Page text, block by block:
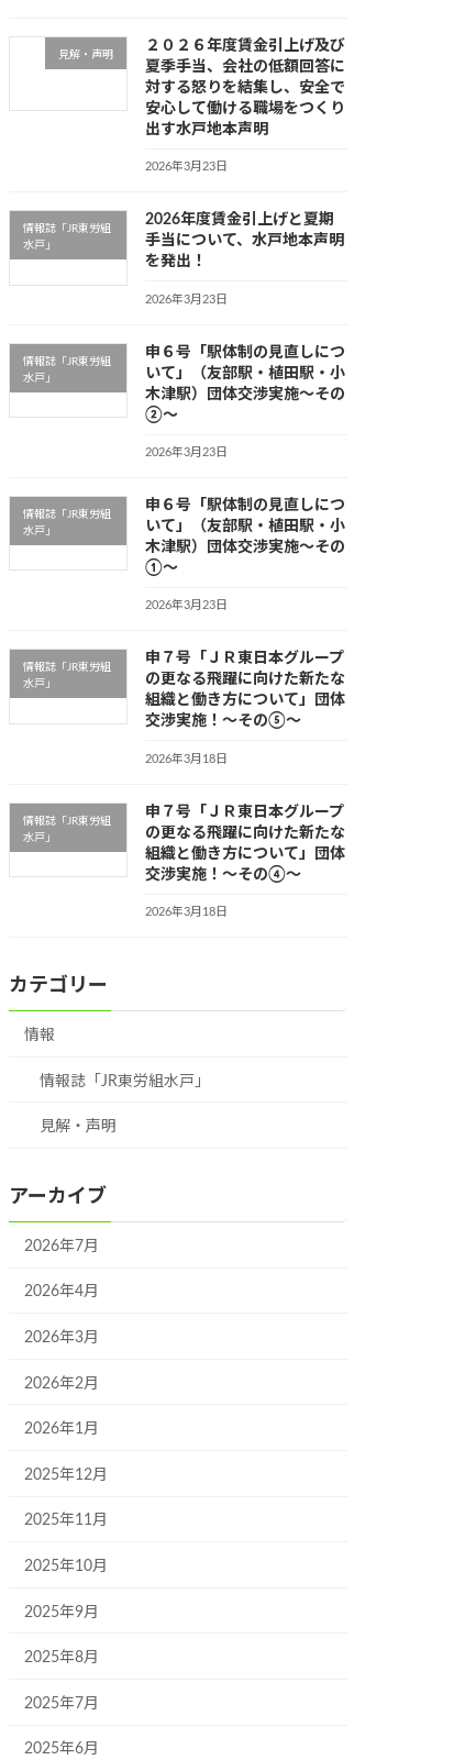
見解・声明
２０２６年度賃金引上げ及び
夏季手当、会社の低額回答に
対する怒りを結集し、安全で
安心して働ける職場をつくり
出す水戸地本声明
2026年3月23日
情報誌「JR東労組
水戸」
2026年度賃金引上げと夏期
手当について、水戸地本声明
を発出！
2026年3月23日
情報誌「JR東労組
水戸」
申６号「駅体制の見直しにつ
いて」（友部駅・植田駅・小
木津駅）団体交渉実施〜その
②〜
2026年3月23日
情報誌「JR東労組
水戸」
申６号「駅体制の見直しにつ
いて」（友部駅・植田駅・小
木津駅）団体交渉実施〜その
①〜
2026年3月23日
情報誌「JR東労組
水戸」
申７号「ＪＲ東日本グループ
の更なる飛躍に向けた新たな
組織と働き方について」団体
交渉実施！～その⑤～
2026年3月18日
情報誌「JR東労組
水戸」
申７号「ＪＲ東日本グループ
の更なる飛躍に向けた新たな
組織と働き方について」団体
交渉実施！～その④～
2026年3月18日
カテゴリー
情報
情報誌「JR東労組水戸」
見解・声明
アーカイブ
2026年7月
2026年4月
2026年3月
2026年2月
2026年1月
2025年12月
2025年11月
2025年10月
2025年9月
2025年8月
2025年7月
2025年6月